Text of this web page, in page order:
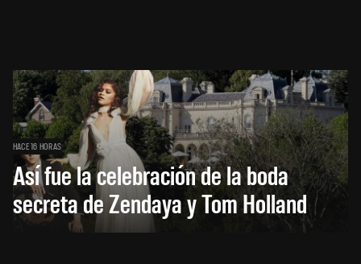
HACE 16 HORAS
Así fue la celebración de la boda
secreta de Zendaya y Tom Holland